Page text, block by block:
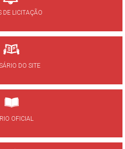
DE LICITAÇÃO
DO SITE
OFICIAL